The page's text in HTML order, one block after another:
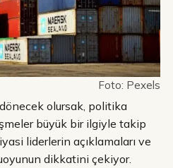
Foto: Pexels
olursak, politika
büyük bir ilgiyle takip
liderlerin açıklamaları ve
dikkatini çekiyor.